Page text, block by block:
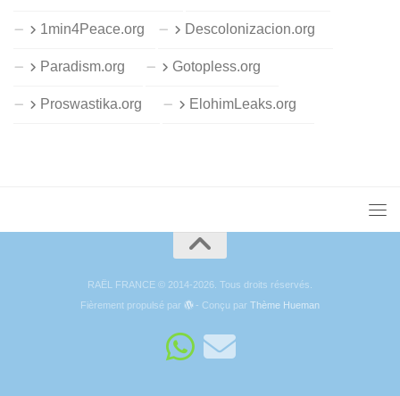
1min4Peace.org Descolonizacion.org
Paradism.org Gotopless.org
Proswastika.org ElohimLeaks.org
RAËL FRANCE © 2014-2026. Tous droits réservés.
Fièrement propulsé par
- Conçu parThème Hueman